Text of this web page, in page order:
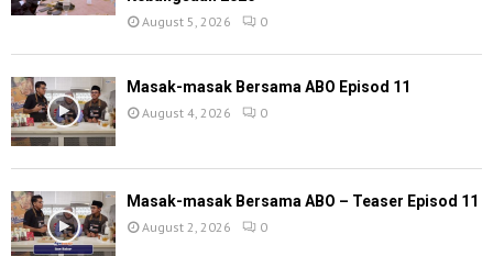
August 5, 2026 0
Masak-masak Bersama ABO Episod 11
August 4, 2026 0
Masak-masak Bersama ABO – Teaser Episod 11
August 2, 2026 0